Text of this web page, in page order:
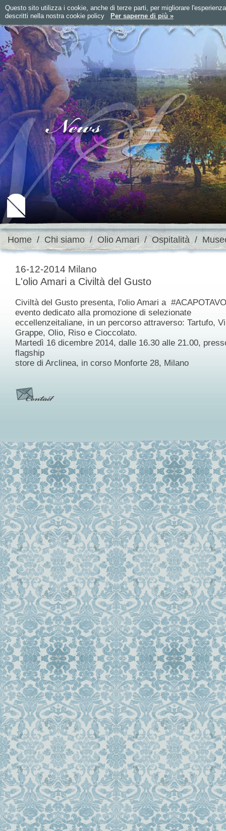
Questo sito utilizza i cookie, anche di terze parti, per migliorare
descritti nella nostra cookie policy
Per saperne di più »
Home / Chi siamo / Olio Amari / Ospitalità /
16-12-2014 Milano
L'olio Amari a Civiltà del Gusto
Civiltà del Gusto presenta, l'olio Amari a
evento dedicato alla promozione di selezionate
eccellenzeitaliane, in un percorso attraverso: Tartufo,
Grappe, Olio, Riso e Cioccolato.
Martedì 16 dicembre 2014, dalle 16.30 alle 21.00,
flagship
store di Arclinea, in corso Monforte 28, Milano